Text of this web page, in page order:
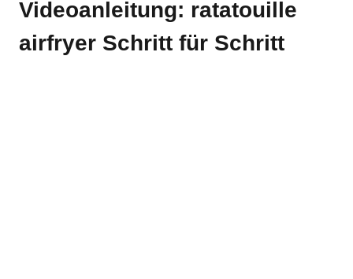
Videoanleitung: ratatouille
airfryer Schritt für Schritt